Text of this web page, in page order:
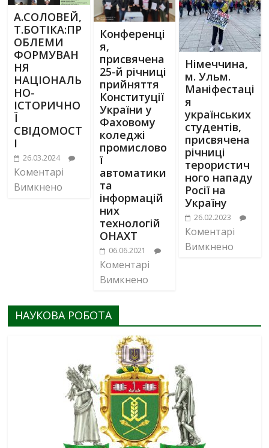
А.СОЛОВЕЙ,
Т.БОТІКА:ПР
ОБЛЕМИ
ФОРМУВАН
НЯ
НАЦІОНАЛЬ
НО-
ІСТОРИЧНО
Ї
СВІДОМОСТ
І
26.03.2024
Коментарі
Вимкнено
Конференці
я,
присвячена
25-й річниці
прийняття
Конституції
України у
Фаховому
коледжі
промислово
ї
автоматики
та
інформацій
них
технологій
ОНАХТ
06.06.2021
Коментарі
Вимкнено
Німеччина,
м. Ульм.
Маніфестаці
я
українських
студентів,
присвячена
річниці
терористич
ного нападу
Росії на
Україну
26.02.2023
Коментарі
Вимкнено
НАУКОВА РОБОТА